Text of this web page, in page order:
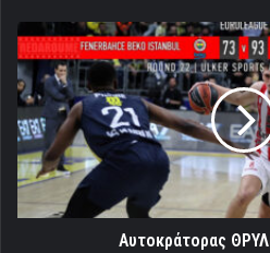
Αυτοκράτορας
ΘΡΥΛΟΣ
στην
Πόλη
Αυτοκράτορας